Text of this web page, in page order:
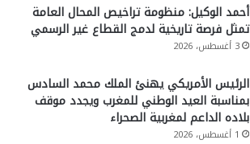
أحمد الوكيل: منظومة تراخيص المحال العامة
تمثل فرصة تاريخية لدمج القطاع غير الرسمي
3 أغسطس، 2026
الرئيس الأمريكي يهنئ الملك محمد السادس
بمناسبة العيد الوطني للمغرب ويجدد موقف
بلاده الداعم لمغربية الصحراء
1 أغسطس، 2026